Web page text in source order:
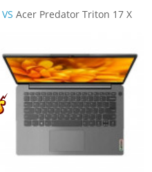
VS Acer Predator Triton 17 X